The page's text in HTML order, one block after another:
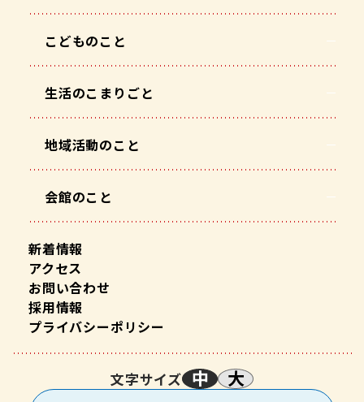
こどものこと
生活のこまりごと
地域活動のこと
会館のこと
新着情報
アクセス
お問い合わせ
採用情報
プライバシーポリシー
文字サイズ 中 大